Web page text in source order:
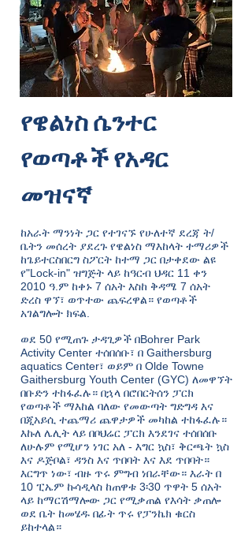
የዌልነስ ሴንተር
የወጣቶች የአዳር
መዝናኛ
ከአራት ማንነት ጋር የተገናኙ የሁለተኛ ደረጃ ት/
ቤትን መሰረት ያደረጉ የዌልነስ ማእከላት ተማሪዎች
ከጌይተርስበርግ ስፖርት ከተማ ጋር በታቀደው ልዩ
የ"Lock-in" ዝግጅት ላይ ከዓርብ ህዳር 11 ቀን
2010 ዓ.ም ከቀኑ 7 ሰአት እስከ ቅዳሜ 7 ሰአት
ድረስ ዋኘ፣ ወጥተው ጨፍረዋል። የወጣቶች
አገልግሎት ክፍል.
ወደ 50 የሚጠጉ ታዳጊዎች በBohrer Park
Activity Center ተሰበሰቡ፣ በ Gaithersburg
aquatics Center፣ ወይም በ Olde Towne
Gaithersburg Youth Center (GYC) ለመዋኘት
በቡድን ተከፋፈሉ። በኋላ በሮበርትሰን ፓርክ
የወጣቶች ማእከል ባለው የመውጣት ግድግዳ እና
በጂአይሲ ተጨማሪ ጨዋታዎች መካከል ተከፋፈሉ።
እኩለ ሌሊት ላይ በቦህሬር ፓርክ እንደገና ተሰበሰቡ
ለሁሉም የሚሆን ነገር አለ - እግር ኳስ፣ ቅርጫት ኳስ
እና ዶጅቦል፣ ዳንስ እና ጥበባት እና እደ ጥበባት።
እርግጥ ነው፣ ብዙ ጥሩ ምግብ ነበራቸው። እራት በ
10 ፒኤም ኩሳዲላስ ከጠዋቱ 3፡30 ጥዋት 5 ሰአት
ላይ ከማርሽማሎው ጋር የሚቃጠል የእሳት ቃጠሎ
ወደ ቤት ከመሄዱ በፊት ጥሩ የፓንኬክ ቁርስ
ይከተላል።